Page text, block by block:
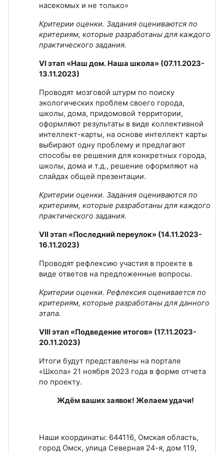
насекомых и не только»
Критерии оценки. Задания оцениваются по
критериям, которые разработаны для каждого
практического задания.
VI этап «Наш дом. Наша школа» (07.11.2023-
13.11.2023)
Проводят мозговой штурм по поиску
экологических проблем своего города,
школы, дома, придомовой территории,
оформляют результаты в виде коллективной
интеллект-карты, на основе интеллект карты
выбирают одну проблему и предлагают
способы ее решения для конкретных города,
школы, дома и т.д., решение оформляют на
слайдах общей презентации.
Критерии оценки. Задания оцениваются по
критериям, которые разработаны для каждого
практического задания.
VII этап «Последний переулок» (14.11.2023-
16.11.2023)
Проводят рефлексию участия в проекте в
виде ответов на предложенные вопросы.
Критерии оценки. Рефлексия оценивается по
критериям, которые разработаны для данного
этапа.
VIII этап «Подведение итогов» (17.11.2023-
20.11.2023)
Итоги будут представлены на портале
«Школа» 21 ноября 2023 года в форме отчета
по проекту.
Ждём ваших заявок! Желаем удачи!
Наши координаты: 644116, Омская область,
город Омск, улица Северная 24-я, дом 119,